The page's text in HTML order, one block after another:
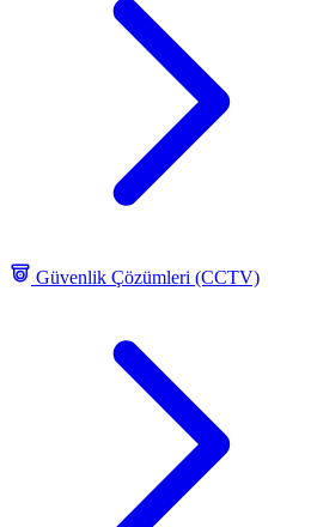
Güvenlik Çözümleri (CCTV)